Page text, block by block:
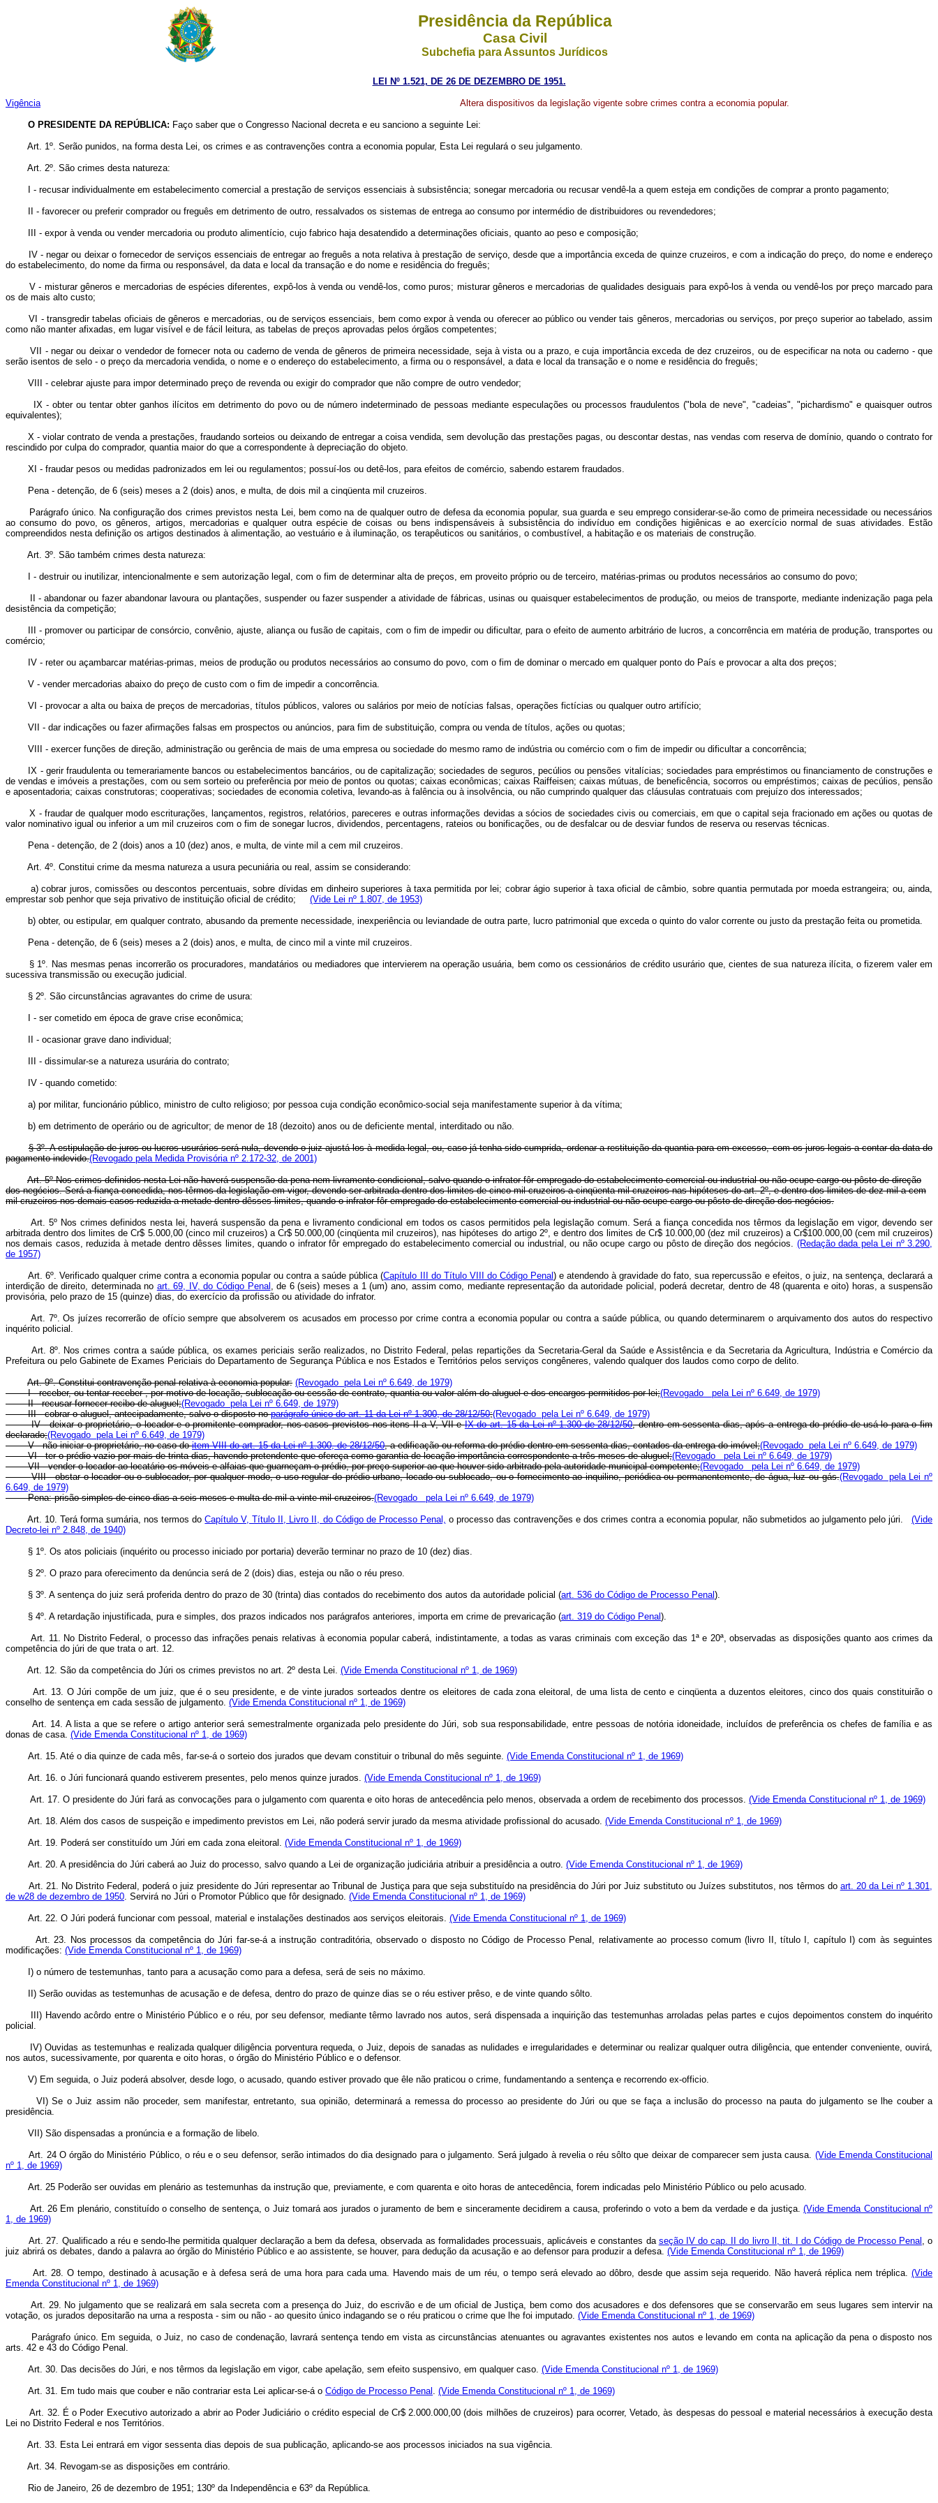
Presidência da República
Casa Civil
Subchefia para Assuntos Jurídicos
LEI Nº 1.521, DE 26 DE DEZEMBRO DE 1951.
Vigência Altera dispositivos da legislação vigente sobre crimes contra a economia popular.
O PRESIDENTE DA REPÚBLICA: Faço saber que o Congresso Nacional decreta e eu sanciono a seguinte Lei:
Art. 1º. Serão punidos, na forma desta Lei, os crimes e as contravenções contra a economia popular, Esta Lei regulará o seu julgamento.
Art. 2º. São crimes desta natureza:
I - recusar individualmente em estabelecimento comercial a prestação de serviços essenciais à subsistência; sonegar mercadoria ou recusar vendê-la a quem esteja em condições de comprar a pronto pagamento;
II - favorecer ou preferir comprador ou freguês em detrimento de outro, ressalvados os sistemas de entrega ao consumo por intermédio de distribuidores ou revendedores;
III - expor à venda ou vender mercadoria ou produto alimentício, cujo fabrico haja desatendido a determinações oficiais, quanto ao peso e composição;
IV - negar ou deixar o fornecedor de serviços essenciais de entregar ao freguês a nota relativa à prestação de serviço, desde que a importância exceda de quinze cruzeiros, e com a indicação do preço, do nome e endereço
do estabelecimento, do nome da firma ou responsável, da data e local da transação e do nome e residência do freguês;
V - misturar gêneros e mercadorias de espécies diferentes, expô-los à venda ou vendê-los, como puros; misturar gêneros e mercadorias de qualidades desiguais para expô-los à venda ou vendê-los por preço marcado para
os de mais alto custo;
VI - transgredir tabelas oficiais de gêneros e mercadorias, ou de serviços essenciais, bem como expor à venda ou oferecer ao público ou vender tais gêneros, mercadorias ou serviços, por preço superior ao tabelado, assim
como não manter afixadas, em lugar visível e de fácil leitura, as tabelas de preços aprovadas pelos órgãos competentes;
VII - negar ou deixar o vendedor de fornecer nota ou caderno de venda de gêneros de primeira necessidade, seja à vista ou a prazo, e cuja importância exceda de dez cruzeiros, ou de especificar na nota ou caderno - que
serão isentos de selo - o preço da mercadoria vendida, o nome e o endereço do estabelecimento, a firma ou o responsável, a data e local da transação e o nome e residência do freguês;
VIII - celebrar ajuste para impor determinado preço de revenda ou exigir do comprador que não compre de outro vendedor;
IX - obter ou tentar obter ganhos ilícitos em detrimento do povo ou de número indeterminado de pessoas mediante especulações ou processos fraudulentos ("bola de neve", "cadeias", "pichardismo" e quaisquer outros
equivalentes);
X - violar contrato de venda a prestações, fraudando sorteios ou deixando de entregar a coisa vendida, sem devolução das prestações pagas, ou descontar destas, nas vendas com reserva de domínio, quando o contrato for
rescindido por culpa do comprador, quantia maior do que a correspondente à depreciação do objeto.
XI - fraudar pesos ou medidas padronizados em lei ou regulamentos; possuí-los ou detê-los, para efeitos de comércio, sabendo estarem fraudados.
Pena - detenção, de 6 (seis) meses a 2 (dois) anos, e multa, de dois mil a cinqüenta mil cruzeiros.
Parágrafo único. Na configuração dos crimes previstos nesta Lei, bem como na de qualquer outro de defesa da economia popular, sua guarda e seu emprego considerar-se-ão como de primeira necessidade ou necessários
ao consumo do povo, os gêneros, artigos, mercadorias e qualquer outra espécie de coisas ou bens indispensáveis à subsistência do indivíduo em condições higiênicas e ao exercício normal de suas atividades. Estão
compreendidos nesta definição os artigos destinados à alimentação, ao vestuário e à iluminação, os terapêuticos ou sanitários, o combustível, a habitação e os materiais de construção.
Art. 3º. São também crimes desta natureza:
I - destruir ou inutilizar, intencionalmente e sem autorização legal, com o fim de determinar alta de preços, em proveito próprio ou de terceiro, matérias-primas ou produtos necessários ao consumo do povo;
II - abandonar ou fazer abandonar lavoura ou plantações, suspender ou fazer suspender a atividade de fábricas, usinas ou quaisquer estabelecimentos de produção, ou meios de transporte, mediante indenização paga pela
desistência da competição;
III - promover ou participar de consórcio, convênio, ajuste, aliança ou fusão de capitais, com o fim de impedir ou dificultar, para o efeito de aumento arbitrário de lucros, a concorrência em matéria de produção, transportes ou
comércio;
IV - reter ou açambarcar matérias-primas, meios de produção ou produtos necessários ao consumo do povo, com o fim de dominar o mercado em qualquer ponto do País e provocar a alta dos preços;
V - vender mercadorias abaixo do preço de custo com o fim de impedir a concorrência.
VI - provocar a alta ou baixa de preços de mercadorias, títulos públicos, valores ou salários por meio de notícias falsas, operações fictícias ou qualquer outro artifício;
VII - dar indicações ou fazer afirmações falsas em prospectos ou anúncios, para fim de substituição, compra ou venda de títulos, ações ou quotas;
VIII - exercer funções de direção, administração ou gerência de mais de uma empresa ou sociedade do mesmo ramo de indústria ou comércio com o fim de impedir ou dificultar a concorrência;
IX - gerir fraudulenta ou temerariamente bancos ou estabelecimentos bancários, ou de capitalização; sociedades de seguros, pecúlios ou pensões vitalícias; sociedades para empréstimos ou financiamento de construções e
de vendas e imóveis a prestações, com ou sem sorteio ou preferência por meio de pontos ou quotas; caixas econômicas; caixas Raiffeisen; caixas mútuas, de beneficência, socorros ou empréstimos; caixas de pecúlios, pensão
e aposentadoria; caixas construtoras; cooperativas; sociedades de economia coletiva, levando-as à falência ou à insolvência, ou não cumprindo qualquer das cláusulas contratuais com prejuízo dos interessados;
X - fraudar de qualquer modo escriturações, lançamentos, registros, relatórios, pareceres e outras informações devidas a sócios de sociedades civis ou comerciais, em que o capital seja fracionado em ações ou quotas de
valor nominativo igual ou inferior a um mil cruzeiros com o fim de sonegar lucros, dividendos, percentagens, rateios ou bonificações, ou de desfalcar ou de desviar fundos de reserva ou reservas técnicas.
Pena - detenção, de 2 (dois) anos a 10 (dez) anos, e multa, de vinte mil a cem mil cruzeiros.
Art. 4º. Constitui crime da mesma natureza a usura pecuniária ou real, assim se considerando:
a) cobrar juros, comissões ou descontos percentuais, sobre dívidas em dinheiro superiores à taxa permitida por lei; cobrar ágio superior à taxa oficial de câmbio, sobre quantia permutada por moeda estrangeira; ou, ainda,
emprestar sob penhor que seja privativo de instituição oficial de crédito; (Vide Lei nº 1.807, de 1953)
b) obter, ou estipular, em qualquer contrato, abusando da premente necessidade, inexperiência ou leviandade de outra parte, lucro patrimonial que exceda o quinto do valor corrente ou justo da prestação feita ou prometida.
Pena - detenção, de 6 (seis) meses a 2 (dois) anos, e multa, de cinco mil a vinte mil cruzeiros.
§ 1º. Nas mesmas penas incorrerão os procuradores, mandatários ou mediadores que intervierem na operação usuária, bem como os cessionários de crédito usurário que, cientes de sua natureza ilícita, o fizerem valer em
sucessiva transmissão ou execução judicial.
§ 2º. São circunstâncias agravantes do crime de usura:
I - ser cometido em época de grave crise econômica;
II - ocasionar grave dano individual;
III - dissimular-se a natureza usurária do contrato;
IV - quando cometido:
a) por militar, funcionário público, ministro de culto religioso; por pessoa cuja condição econômico-social seja manifestamente superior à da vítima;
b) em detrimento de operário ou de agricultor; de menor de 18 (dezoito) anos ou de deficiente mental, interditado ou não.
§ 3º. A estipulação de juros ou lucros usurários será nula, devendo o juiz ajustá-los à medida legal, ou, caso já tenha sido cumprida, ordenar a restituição da quantia para em excesso, com os juros legais a contar da data do
pagamento indevido.(Revogado pela Medida Provisória nº 2.172-32, de 2001)
Art. 5º Nos crimes definidos nesta Lei não haverá suspensão da pena nem livramento condicional, salvo quando o infrator fôr empregado do estabelecimento comercial ou industrial ou não ocupe cargo ou pôsto de direção
dos negócios. Será a fiança concedida, nos têrmos da legislação em vigor, devendo ser arbitrada dentro dos limites de cinco mil cruzeiros a cinqüenta mil cruzeiros nas hipóteses do art. 2º, e dentro dos limites de dez mil a cem
mil cruzeiros nos demais casos reduzida a metade dentro dêsses limites, quando o infrator fôr empregado do estabelecimento comercial ou industrial ou não ocupe cargo ou pôsto de direção dos negócios.
Art. 5º Nos crimes definidos nesta lei, haverá suspensão da pena e livramento condicional em todos os casos permitidos pela legislação comum. Será a fiança concedida nos têrmos da legislação em vigor, devendo ser
arbitrada dentro dos limites de Cr$ 5.000,00 (cinco mil cruzeiros) a Cr$ 50.000,00 (cinqüenta mil cruzeiros), nas hipóteses do artigo 2º, e dentro dos limites de Cr$ 10.000,00 (dez mil cruzeiros) a Cr$100.000,00 (cem mil cruzeiros)
nos demais casos, reduzida à metade dentro dêsses limites, quando o infrator fôr empregado do estabelecimento comercial ou industrial, ou não ocupe cargo ou pôsto de direção dos negócios. (Redação dada pela Lei nº 3.290,
de 1957)
Art. 6º. Verificado qualquer crime contra a economia popular ou contra a saúde pública (Capítulo III do Título VIII do Código Penal) e atendendo à gravidade do fato, sua repercussão e efeitos, o juiz, na sentença, declarará a
interdição de direito, determinada no art. 69, IV, do Código Penal , de 6 (seis) meses a 1 (um) ano, assim como, mediante representação da autoridade policial, poderá decretar, dentro de 48 (quarenta e oito) horas, a suspensão
provisória, pelo prazo de 15 (quinze) dias, do exercício da profissão ou atividade do infrator.
Art. 7º. Os juízes recorrerão de ofício sempre que absolverem os acusados em processo por crime contra a economia popular ou contra a saúde pública, ou quando determinarem o arquivamento dos autos do respectivo
inquérito policial.
Art. 8º. Nos crimes contra a saúde pública, os exames periciais serão realizados, no Distrito Federal, pelas repartições da Secretaria-Geral da Saúde e Assistência e da Secretaria da Agricultura, Indústria e Comércio da
Prefeitura ou pelo Gabinete de Exames Periciais do Departamento de Segurança Pública e nos Estados e Territórios pelos serviços congêneres, valendo qualquer dos laudos como corpo de delito.
Art. 9º. Constitui contravenção penal relativa à economia popular: (Revogado pela Lei nº 6.649, de 1979)
I - receber, ou tentar receber , por motivo de locação, sublocação ou cessão de contrato, quantia ou valor além do aluguel e dos encargos permitidos por lei;(Revogado pela Lei nº 6.649, de 1979)
II - recusar fornecer recibo de aluguel;(Revogado pela Lei nº 6.649, de 1979)
III - cobrar o aluguel, antecipadamente, salvo o disposto noparágrafo único do art. 11 da Lei nº 1.300, de 28/12/50;(Revogado pela Lei nº 6.649, de 1979)
IV - deixar o proprietário, o locador e o promitente comprador, nos casos previstos nos itens II a V, VII eIX do art. 15 da Lei nº 1.300 de 28/12/50, dentro em sessenta dias, após a entrega do prédio de usá-lo para o fim
declarado;(Revogado pela Lei nº 6.649, de 1979)
V - não iniciar o proprietário, no caso doitem VIII do art. 15 da Lei nº 1.300, de 28/12/50, a edificação ou reforma do prédio dentro em sessenta dias, contados da entrega do imóvel;(Revogado pela Lei nº 6.649, de 1979)
VI - ter o prédio vazio por mais de trinta dias, havendo pretendente que ofereça como garantia de locação importância correspondente a três meses de aluguel;(Revogado pela Lei nº 6.649, de 1979)
VII - vender o locador ao locatário os móveis e alfaias que guarneçam o prédio, por preço superior ao que houver sido arbitrado pela autoridade municipal competente;(Revogado pela Lei nº 6.649, de 1979)
VIII - obstar o locador ou o sublocador, por qualquer modo, o uso regular do prédio urbano, locado ou sublocado, ou o fornecimento ao inquilino, periódica ou permanentemente, de água, luz ou gás.(Revogado pela Lei nº
6.649, de 1979)
Pena: prisão simples de cinco dias a seis meses e multa de mil a vinte mil cruzeiros.(Revogado pela Lei nº 6.649, de 1979)
Art. 10. Terá forma sumária, nos termos doCapítulo V, Título II, Livro II, do Código de Processo Penal, o processo das contravenções e dos crimes contra a economia popular, não submetidos ao julgamento pelo júri.(Vide
Decreto-lei nº 2.848, de 1940)
§ 1º. Os atos policiais (inquérito ou processo iniciado por portaria) deverão terminar no prazo de 10 (dez) dias.
§ 2º. O prazo para oferecimento da denúncia será de 2 (dois) dias, esteja ou não o réu preso.
§ 3º. A sentença do juiz será proferida dentro do prazo de 30 (trinta) dias contados do recebimento dos autos da autoridade policial (art. 536 do Código de Processo Penal).
§ 4º. A retardação injustificada, pura e simples, dos prazos indicados nos parágrafos anteriores, importa em crime de prevaricação (art. 319 do Código Penal).
Art. 11. No Distrito Federal, o processo das infrações penais relativas à economia popular caberá, indistintamente, a todas as varas criminais com exceção das 1ª e 20ª, observadas as disposições quanto aos crimes da
competência do júri de que trata o art. 12.
Art. 12. São da competência do Júri os crimes previstos no art. 2º desta Lei. (Vide Emenda Constitucional nº 1, de 1969)
Art. 13. O Júri compõe de um juiz, que é o seu presidente, e de vinte jurados sorteados dentre os eleitores de cada zona eleitoral, de uma lista de cento e cinqüenta a duzentos eleitores, cinco dos quais constituirão o
conselho de sentença em cada sessão de julgamento. (Vide Emenda Constitucional nº 1, de 1969)
Art. 14. A lista a que se refere o artigo anterior será semestralmente organizada pelo presidente do Júri, sob sua responsabilidade, entre pessoas de notória idoneidade, incluídos de preferência os chefes de família e as
donas de casa. (Vide Emenda Constitucional nº 1, de 1969)
Art. 15. Até o dia quinze de cada mês, far-se-á o sorteio dos jurados que devam constituir o tribunal do mês seguinte. (Vide Emenda Constitucional nº 1, de 1969)
Art. 16. o Júri funcionará quando estiverem presentes, pelo menos quinze jurados. (Vide Emenda Constitucional nº 1, de 1969)
Art. 17. O presidente do Júri fará as convocações para o julgamento com quarenta e oito horas de antecedência pelo menos, observada a ordem de recebimento dos processos. (Vide Emenda Constitucional nº 1, de 1969)
Art. 18. Além dos casos de suspeição e impedimento previstos em Lei, não poderá servir jurado da mesma atividade profissional do acusado. (Vide Emenda Constitucional nº 1, de 1969)
Art. 19. Poderá ser constituído um Júri em cada zona eleitoral. (Vide Emenda Constitucional nº 1, de 1969)
Art. 20. A presidência do Júri caberá ao Juiz do processo, salvo quando a Lei de organização judiciária atribuir a presidência a outro. (Vide Emenda Constitucional nº 1, de 1969)
Art. 21. No Distrito Federal, poderá o juiz presidente do Júri representar ao Tribunal de Justiça para que seja substituído na presidência do Júri por Juiz substituto ou Juízes substitutos, nos têrmos do art. 20 da Lei nº 1.301,
de w28 de dezembro de 1950. Servirá no Júri o Promotor Público que fôr designado. (Vide Emenda Constitucional nº 1, de 1969)
Art. 22. O Júri poderá funcionar com pessoal, material e instalações destinados aos serviços eleitorais. (Vide Emenda Constitucional nº 1, de 1969)
Art. 23. Nos processos da competência do Júri far-se-á a instrução contraditória, observado o disposto no Código de Processo Penal, relativamente ao processo comum (livro II, título I, capítulo I) com às seguintes
modificações: (Vide Emenda Constitucional nº 1, de 1969)
I) o número de testemunhas, tanto para a acusação como para a defesa, será de seis no máximo.
II) Serão ouvidas as testemunhas de acusação e de defesa, dentro do prazo de quinze dias se o réu estiver prêso, e de vinte quando sôlto.
III) Havendo acôrdo entre o Ministério Público e o réu, por seu defensor, mediante têrmo lavrado nos autos, será dispensada a inquirição das testemunhas arroladas pelas partes e cujos depoimentos constem do inquérito
policial.
IV) Ouvidas as testemunhas e realizada qualquer diligência porventura requeda, o Juiz, depois de sanadas as nulidades e irregularidades e determinar ou realizar qualquer outra diligência, que entender conveniente, ouvirá,
nos autos, sucessivamente, por quarenta e oito horas, o órgão do Ministério Público e o defensor.
V) Em seguida, o Juiz poderá absolver, desde logo, o acusado, quando estiver provado que êle não praticou o crime, fundamentando a sentença e recorrendo ex-officio.
VI) Se o Juiz assim não proceder, sem manifestar, entretanto, sua opinião, determinará a remessa do processo ao presidente do Júri ou que se faça a inclusão do processo na pauta do julgamento se lhe couber a
presidência.
VII) São dispensadas a pronúncia e a formação de libelo.
Art. 24 O órgão do Ministério Público, o réu e o seu defensor, serão intimados do dia designado para o julgamento. Será julgado à revelia o réu sôlto que deixar de comparecer sem justa causa. (Vide Emenda Constitucional
nº 1, de 1969)
Art. 25 Poderão ser ouvidas em plenário as testemunhas da instrução que, previamente, e com quarenta e oito horas de antecedência, forem indicadas pelo Ministério Público ou pelo acusado.
Art. 26 Em plenário, constituído o conselho de sentença, o Juiz tomará aos jurados o juramento de bem e sinceramente decidirem a causa, proferindo o voto a bem da verdade e da justiça.(Vide Emenda Constitucional nº
1, de 1969)
Art. 27. Qualificado a réu e sendo-lhe permitida qualquer declaração a bem da defesa, observada as formalidades processuais, aplicáveis e constantes da seção IV do cap. II do livro Il, tit. I do Código de Processo Penal , o
juiz abrirá os debates, dando a palavra ao órgão do Ministério Público e ao assistente, se houver, para dedução da acusação e ao defensor para produzir a defesa. (Vide Emenda Constitucional nº 1, de 1969)
Art. 28. O tempo, destinado à acusação e à defesa será de uma hora para cada uma. Havendo mais de um réu, o tempo será elevado ao dôbro, desde que assim seja requerido. Não haverá réplica nem tréplica.(Vide
Emenda Constitucional nº 1, de 1969)
Art. 29. No julgamento que se realizará em sala secreta com a presença do Juiz, do escrivão e de um oficial de Justiça, bem como dos acusadores e dos defensores que se conservarão em seus lugares sem intervir na
votação, os jurados depositarão na urna a resposta - sim ou não - ao quesito único indagando se o réu praticou o crime que lhe foi imputado. (Vide Emenda Constitucional nº 1, de 1969)
Parágrafo único. Em seguida, o Juiz, no caso de condenação, lavrará sentença tendo em vista as circunstâncias atenuantes ou agravantes existentes nos autos e levando em conta na aplicação da pena o disposto nos
arts. 42 e 43 do Código Penal.
Art. 30. Das decisões do Júri, e nos têrmos da legislação em vigor, cabe apelação, sem efeito suspensivo, em qualquer caso. (Vide Emenda Constitucional nº 1, de 1969)
Art. 31. Em tudo mais que couber e não contrariar esta Lei aplicar-se-á o Código de Processo Penal . (Vide Emenda Constitucional nº 1, de 1969)
Art. 32. É o Poder Executivo autorizado a abrir ao Poder Judiciário o crédito especial de Cr$ 2.000.000,00 (dois milhões de cruzeiros) para ocorrer, Vetado, às despesas do pessoal e material necessários à execução desta
Lei no Distrito Federal e nos Territórios.
Art. 33. Esta Lei entrará em vigor sessenta dias depois de sua publicação, aplicando-se aos processos iniciados na sua vigência.
Art. 34. Revogam-se as disposições em contrário.
Rio de Janeiro, 26 de dezembro de 1951; 130º da Independência e 63º da República.